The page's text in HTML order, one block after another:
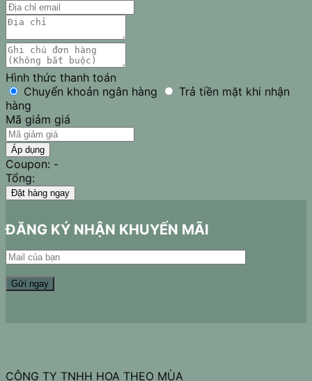
Hình thức thanh toán
Chuyển khoản ngân hàng
Trả tiền mặt khi nhận
hàng
Mã giảm giá
Áp dụng
Coupon: -
Tổng:
Đặt hàng ngay
ĐĂNG KÝ NHẬN KHUYẾN MÃI
CÔNG TY TNHH HOA THEO MÙA